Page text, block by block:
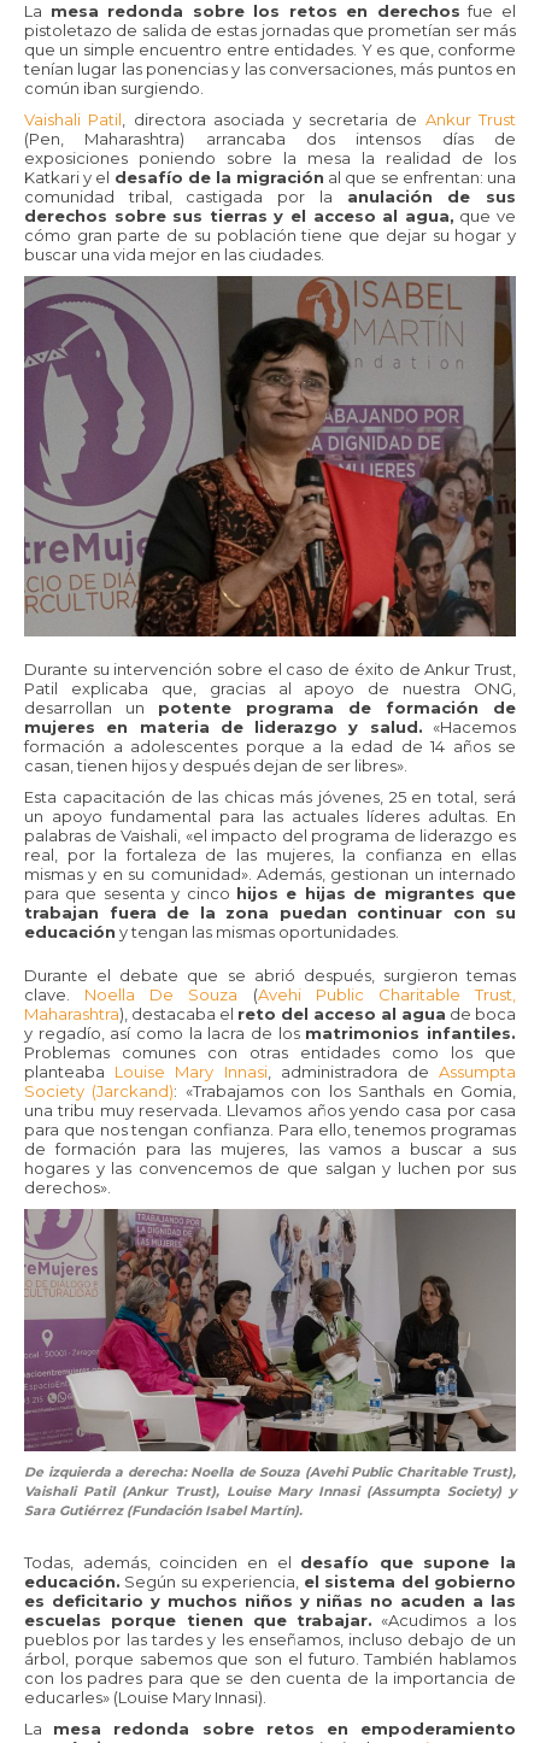
La mesa redonda sobre los retos en derechos fue el
pistoletazo de salida de estas jornadas que prometían ser más
que un simple encuentro entre entidades. Y es que, conforme
tenían lugar las ponencias y las conversaciones, más puntos en
común iban surgiendo.
Vaishali Patil, directora asociada y secretaria de Ankur Trust
(Pen, Maharashtra) arrancaba dos intensos días de
exposiciones poniendo sobre la mesa la realidad de los
Katkari y el desafío de la migración al que se enfrentan: una
comunidad tribal, castigada por la anulación de sus
derechos sobre sus tierras y el acceso al agua, que ve
cómo gran parte de su población tiene que dejar su hogar y
buscar una vida mejor en las ciudades.
Durante su intervención sobre el caso de éxito de Ankur Trust,
Patil explicaba que, gracias al apoyo de nuestra ONG,
desarrollan un potente programa de formación de
mujeres en materia de liderazgo y salud. «Hacemos
formación a adolescentes porque a la edad de 14 años se
casan, tienen hijos y después dejan de ser libres».
Esta capacitación de las chicas más jóvenes, 25 en total, será
un apoyo fundamental para las actuales líderes adultas. En
palabras de Vaishali, «el impacto del programa de liderazgo es
real, por la fortaleza de las mujeres, la confianza en ellas
mismas y en su comunidad». Además, gestionan un internado
para que sesenta y cinco hijos e hijas de migrantes que
trabajan fuera de la zona puedan continuar con su
educación y tengan las mismas oportunidades.
Durante el debate que se abrió después, surgieron temas
clave. Noella De Souza (Avehi Public Charitable Trust,
Maharashtra), destacaba el reto del acceso al agua de boca
y regadío, así como la lacra de los matrimonios infantiles.
Problemas comunes con otras entidades como los que
planteaba Louise Mary Innasi, administradora deAssumpta
Society (Jarckand): «Trabajamos con los Santhals en Gomia,
una tribu muy reservada. Llevamos años yendo casa por casa
para que nos tengan confianza. Para ello, tenemos programas
de formación para las mujeres, las vamos a buscar a sus
hogares y las convencemos de que salgan y luchen por sus
derechos».
De izquierda a derecha: Noella de Souza (Avehi Public Charitable Trust),
Vaishali Patil (Ankur Trust), Louise Mary Innasi (Assumpta Society) y
Sara Gutiérrez (Fundación Isabel Martín).
Todas, además, coinciden en el desafío que supone la
educación. Según su experiencia, el sistema del gobierno
es deficitario y muchos niños y niñas no acuden a las
escuelas porque tienen que trabajar. «Acudimos a los
pueblos por las tardes y les enseñamos, incluso debajo de un
árbol, porque sabemos que son el futuro. También hablamos
con los padres para que se den cuenta de la importancia de
educarles» (Louise Mary Innasi).
La mesa redonda sobre retos en empoderamiento